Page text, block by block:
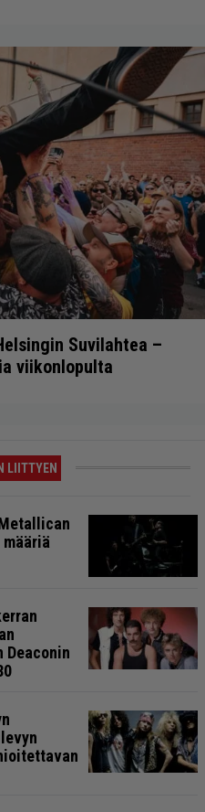
Suvilahtea –
viikonlopulta
LIITTYEN
Deaconin